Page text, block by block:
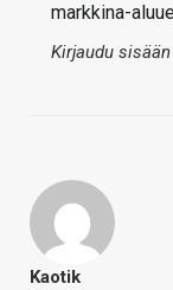
markkina-
Kirjaudu
Kaotik